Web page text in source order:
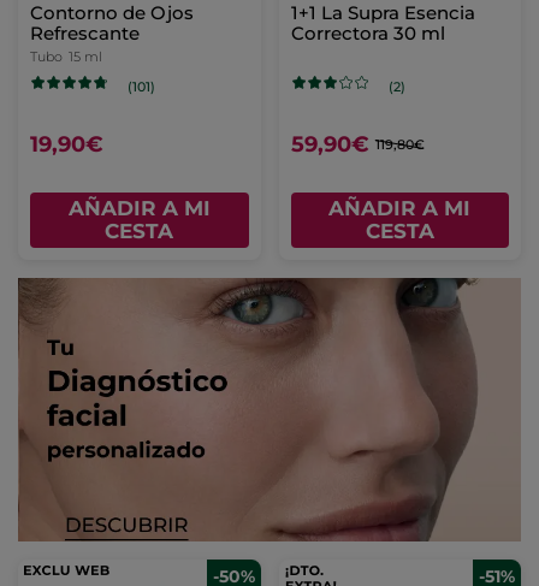
Contorno de Ojos
Refrescante
Tubo 15 ml
(101)
19,90€
AÑADIR A MI
CESTA
1+1 La Supra Esencia
Correctora 30 ml
(2)
59,90€ 119,80€
AÑADIR A MI
CESTA
-50% -51%